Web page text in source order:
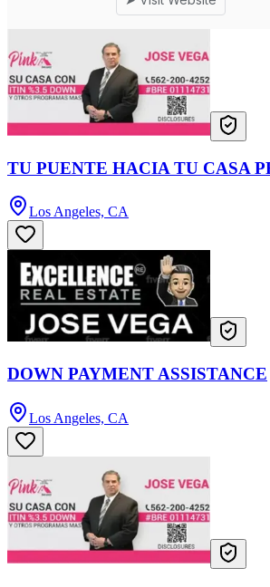
TU PUENTE HACIA TU CASA
Los Angeles, CA
DOWN PAYMENT ASSISTANCE
Los Angeles, CA